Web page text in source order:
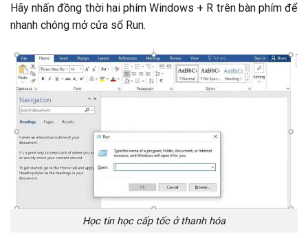
Hãy nhấn đồng thời hai phím Windows + R trên bàn phím để
nhanh chóng mở cửa sổ Run.
Học tin học cấp tốc ở thanh hóa